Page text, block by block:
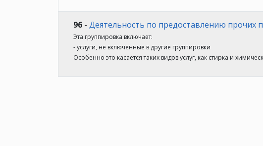
96 - Деятельность по предоставлению прочих
Эта группировка включает:
- услуги, не включенные в другие группировки
Особенно это касается таких видов услуг, как стирка и